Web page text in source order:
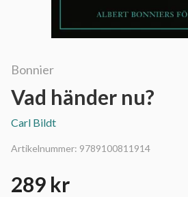
Bonnier
Vad händer nu?
Carl Bildt
Artikelnummer: 9789100811914
289 kr